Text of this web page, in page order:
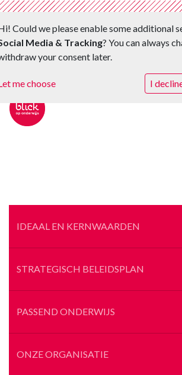
IDEAAL EN KERNWAARDEN
STRATEGISCH BELEIDSPLAN
PASSEND ONDERWIJS
ONZE ORGANISATIE
Could we please enable some additional
Media & Tracking? You can always
your consent later.
me choose I